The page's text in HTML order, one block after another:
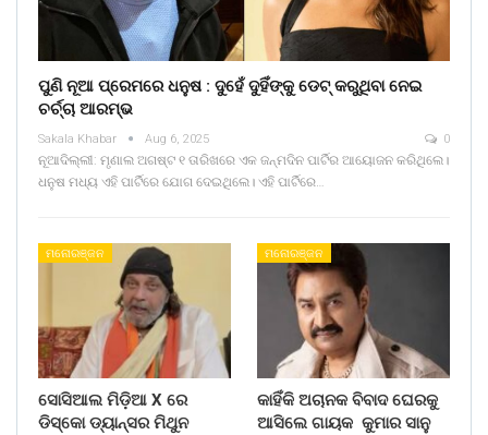
ପୁଣି ନୂଆ ପ୍ରେମରେ ଧନୁଷ : ଦୁହେଁ ଦୁହିଁଙ୍କୁ ଡେଟ୍ କରୁଥିବା ନେଇ
ଚର୍ଚ୍ଚା ଆରମ୍ଭ
Sakala Khabar Aug 6, 2025 0
ନୂଆଦିଲ୍ଲୀ: ମୃଣାଲ ଅଗଷ୍ଟ ୧ ତାରିଖରେ ଏକ ଜନ୍ମଦିନ ପାର୍ଟିର ଆୟୋଜନ କରିଥିଲେ।
ଧନୁଷ ମଧ୍ୟ ଏହି ପାର୍ଟିରେ ଯୋଗ ଦେଇଥିଲେ। ଏହି ପାର୍ଟିରେ…
ମନୋରଞ୍ଜନ
ସୋସିଆଲ ମିଡ଼ିଆ X ରେ
ଡିସ୍କୋ ଡ୍ୟାନ୍ସର ମିଥୁନ
ମନୋରଞ୍ଜନ
କାହିଁକି ଅଚାନକ ବିବାଦ ଘେରକୁ
ଆସିଲେ ଗାୟକ କୁମାର ସାନୁ